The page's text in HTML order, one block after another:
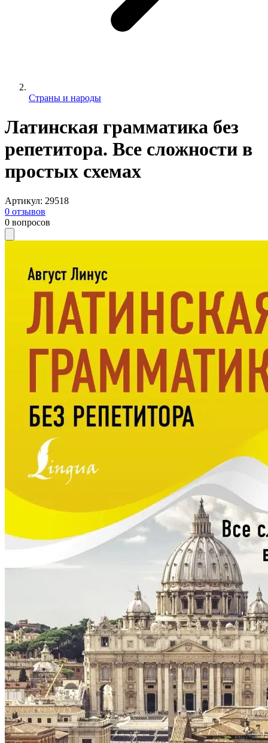
Страны и народы
Латинская грамматика без
репетитора. Все сложности в
простых схемах
Артикул: 29518
0 отзывов
0 вопросов